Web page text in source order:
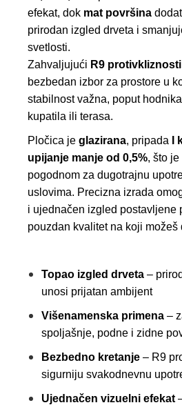
efekat, dok mat površina
prirodan izgled drveta i
svetlosti.
Zahvaljujući R9 protivkliznosti
bezbedan izbor za prostore u
stabilnost važna, poput
kupatila ili terasa.
Pločica je glazirana, pripada I
upijanje manje od 0,5%, što
pogodnom za dugotrajnu
uslovima. Precizna izrada
i ujednačen izgled postavljene
pouzdan kvalitet na koji možeš
Topao izgled drveta –
unosi prijatan ambijent
Višenamenska primena –
spoljašnje, podne i zidne
Bezbedno kretanje – R9
sigurniju svakodnevnu
Ujednačen vizuelni efekat